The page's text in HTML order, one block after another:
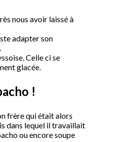
nous avoir laissé à
adapter son
Celle ci se
glacée.
!
frère qui était alors
dans lequel il travaillait
ou encore soupe